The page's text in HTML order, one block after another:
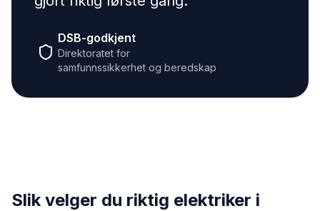
DSB-godkjent
Direktoratet for
samfunnssikkerhet og beredskap
Slik velger du riktig elektriker i